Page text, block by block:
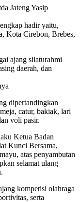
Jateng Yasip
hadir yaitu,
Kota Cirebon, Brebes,
ajang silaturahmi
daerah, dan
dipertandingkan
catur, bakiak, lari
voli pasir.
Ketua Badan
Kunci Bersama,
atas penyambutan
selamat ulang
kompetisi olahraga
serta